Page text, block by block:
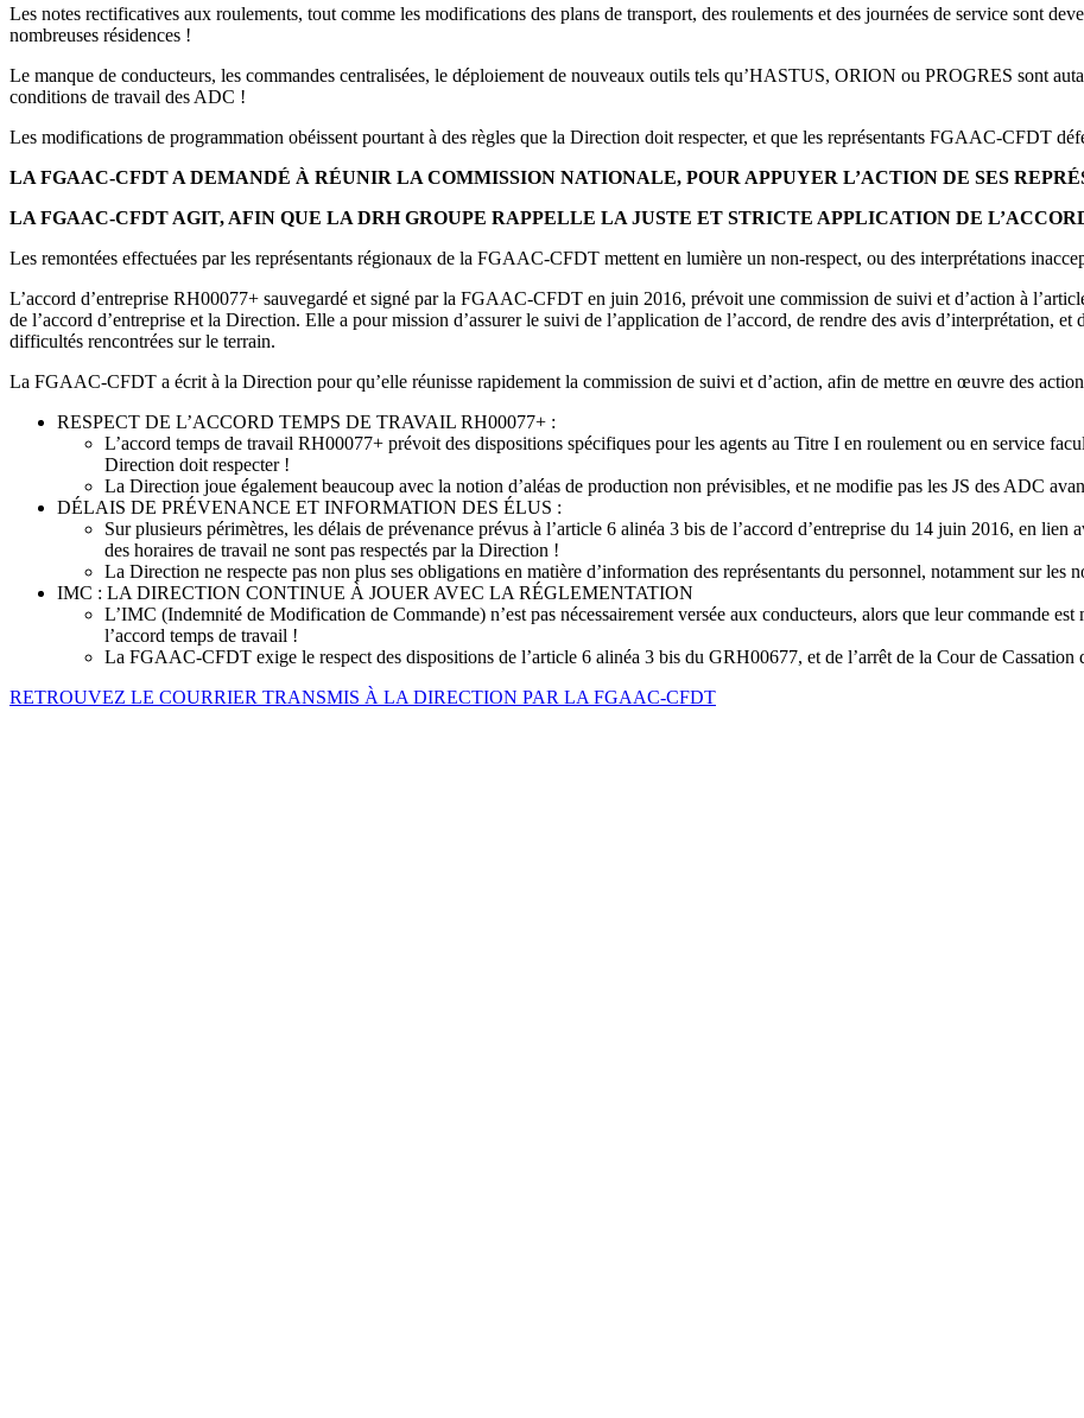
Les notes rectificatives aux roulements, tout comme les modifications des plans de transport, des roulements et des journées de service sont
nombreuses résidences !
Le manque de conducteurs, les commandes centralisées, le déploiement de nouveaux outils tels qu’HASTUS, ORION ou PROGRES sont
conditions de travail des ADC !
Les modifications de programmation obéissent pourtant à des règles que la Direction doit respecter, et que les représentants FGAAC-CFDT
LA FGAAC-CFDT A DEMANDÉ À RÉUNIR LA COMMISSION NATIONALE, POUR APPUYER L’ACTION DE SES
LA FGAAC-CFDT AGIT, AFIN QUE LA DRH GROUPE RAPPELLE LA JUSTE ET STRICTE APPLICATION DE
Les remontées effectuées par les représentants régionaux de la FGAAC-CFDT mettent en lumière un non-respect, ou des interprétations
L’accord d’entreprise RH00077+ sauvegardé et signé par la FGAAC-CFDT en juin 2016, prévoit une commission de suivi et d’action à
de l’accord d’entreprise et la Direction. Elle a pour mission d’assurer le suivi de l’application de l’accord, de rendre des avis d’interprétation,
difficultés rencontrées sur le terrain.
La FGAAC-CFDT a écrit à la Direction pour qu’elle réunisse rapidement la commission de suivi et d’action, afin de mettre en œuvre des
RESPECT DE L’ACCORD TEMPS DE TRAVAIL RH00077+ :
L’accord temps de travail RH00077+ prévoit des dispositions spécifiques pour les agents au Titre I en roulement ou en service
Direction doit respecter !
La Direction joue également beaucoup avec la notion d’aléas de production non prévisibles, et ne modifie pas les JS des ADC
DÉLAIS DE PRÉVENANCE ET INFORMATION DES ÉLUS :
Sur plusieurs périmètres, les délais de prévenance prévus à l’article 6 alinéa 3 bis de l’accord d’entreprise du 14 juin 2016, en
des horaires de travail ne sont pas respectés par la Direction !
La Direction ne respecte pas non plus ses obligations en matière d’information des représentants du personnel, notamment sur les
IMC : LA DIRECTION CONTINUE À JOUER AVEC LA RÉGLEMENTATION
L’IMC (Indemnité de Modification de Commande) n’est pas nécessairement versée aux conducteurs, alors que leur commande
l’accord temps de travail !
La FGAAC-CFDT exige le respect des dispositions de l’article 6 alinéa 3 bis du GRH00677, et de l’arrêt de la Cour de
RETROUVEZ LE COURRIER TRANSMIS À LA DIRECTION PAR LA FGAAC-CFDT